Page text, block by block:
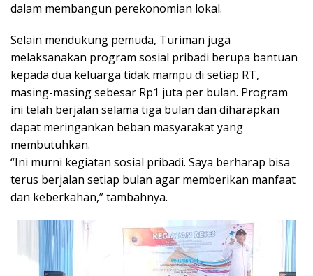
dalam membangun perekonomian lokal.
Selain mendukung pemuda, Turiman juga
melaksanakan program sosial pribadi berupa bantuan
kepada dua keluarga tidak mampu di setiap RT,
masing-masing sebesar Rp1 juta per bulan. Program
ini telah berjalan selama tiga bulan dan diharapkan
dapat meringankan beban masyarakat yang
membutuhkan.
“Ini murni kegiatan sosial pribadi. Saya berharap bisa
terus berjalan setiap bulan agar memberikan manfaat
dan keberkahan,” tambahnya.